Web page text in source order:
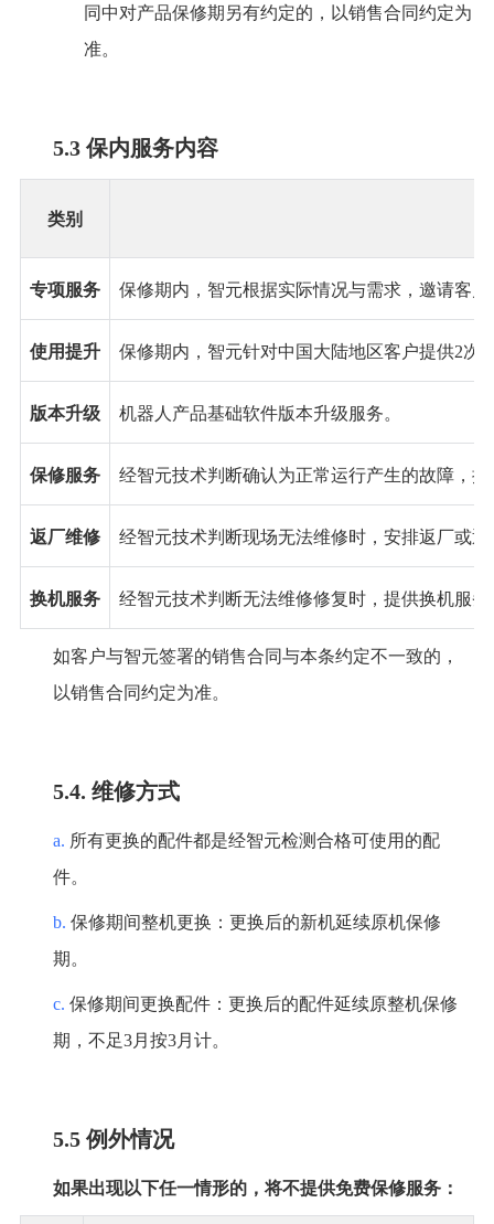
同中对产品保修期另有约定的，以销售合同约定为
准。
5.3 保内服务内容
类别
专项服务 保修期内，智元根据实际情况与需求，邀请客
使用提升 保修期内，智元针对中国大陆地区客户提供2次
版本升级 机器人产品基础软件版本升级服务。
保修服务 经智元技术判断确认为正常运行产生的故障，
返厂维修 经智元技术判断现场无法维修时，安排返厂或
换机服务 经智元技术判断无法维修修复时，提供换机服务
如客户与智元签署的销售合同与本条约定不一致的，
以销售合同约定为准。
5.4. 维修方式
a. 所有更换的配件都是经智元检测合格可使用的配
件。
b. 保修期间整机更换：更换后的新机延续原机保修
期。
c. 保修期间更换配件：更换后的配件延续原整机保修
期，不足3月按3月计。
5.5 例外情况
如果出现以下任一情形的，将不提供免费保修服务：